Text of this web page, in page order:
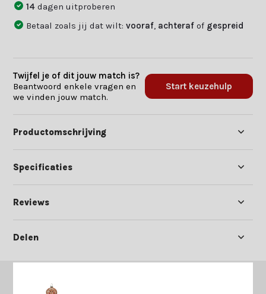
14dagen uitproberen
Betaal zoals jij dat wilt:vooraf achteraf of gespreid
Twijfel je of dit jouw match is?
Beantwoord enkele vragen en
we vinden jouw match.
Start keuzehulp
Productomschrijving
Specificaties
Reviews
Delen
GERELATEERDE PRODUCTEN